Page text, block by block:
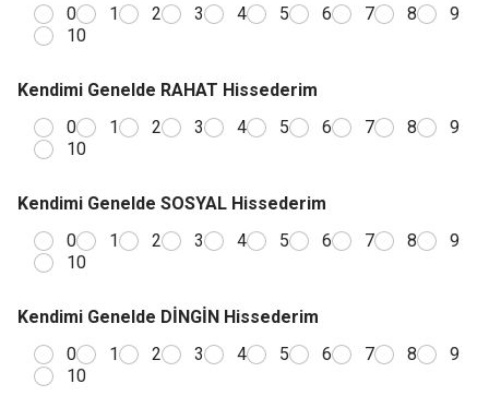
0
1 2 3 4 5 6 7 8
9
10
Kendimi Genelde RAHAT Hissederim
0
1 2 3 4 5 6 7 8
9
10
Kendimi Genelde SOSYAL Hissederim
0
1 2 3 4 5 6 7 8
9
10
Kendimi Genelde DİNGİN Hissederim
0
1 2 3 4 5 6 7 8
9
10